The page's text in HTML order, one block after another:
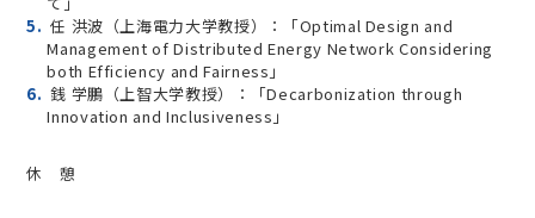
任 洪波（上海電力大学教授）：「Optimal Design and
Management of Distributed Energy Network Considering
both Efficiency and Fairness」
銭 学鵬（上智大学教授）：「Decarbonization through
Innovation and Inclusiveness」
休 憩